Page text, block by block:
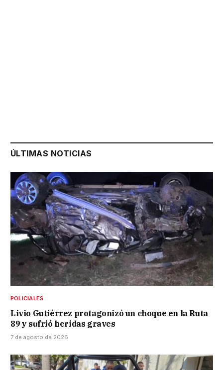
ÚLTIMAS NOTICIAS
POLICIALES
Livio Gutiérrez protagonizó un choque en la Ruta
89 y sufrió heridas graves
7 de agosto de 2026